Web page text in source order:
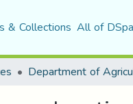
& Collections All of